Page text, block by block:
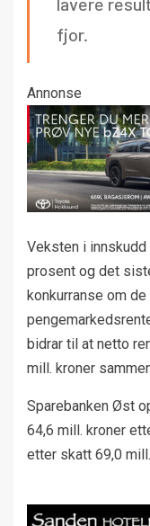
fjor.
Annonse
Veksten i
prosent og det
konkurranse om
bidrar til at netto
mill. kroner
Sparebanken Øst
64,6 mill. kroner
etter skatt 69,0